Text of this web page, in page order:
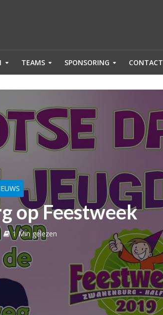
TEAMS SPONSORING CONTACT
op Feestweek
1 Min gelezen